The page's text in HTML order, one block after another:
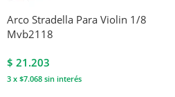
Arco Stradella Para Violin 1/8
Mvb2118
$ 21.203
3 x $7.068 sin interés